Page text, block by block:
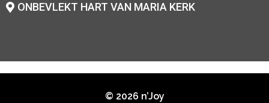
ONBEVLEKT HART VAN MARIA KERK
© 2026 n’Joy